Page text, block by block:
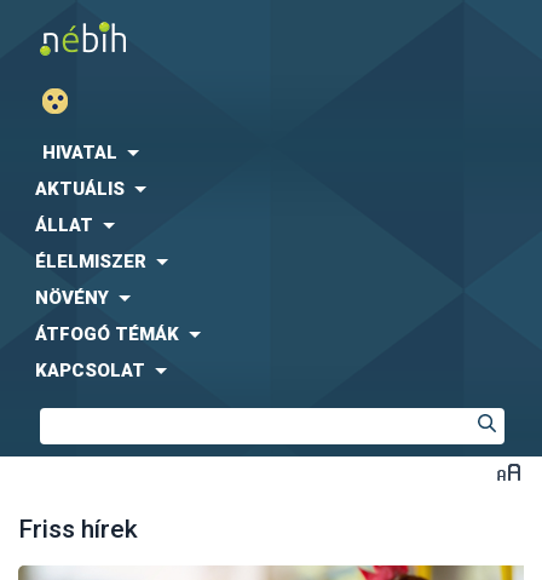
HIVATAL
AKTUÁLIS
ÁLLAT
ÉLELMISZER
NÖVÉNY
ÁTFOGÓ TÉMÁK
KAPCSOLAT
Friss hírek